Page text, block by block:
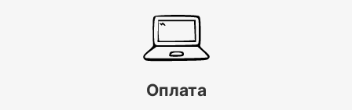
Оплата